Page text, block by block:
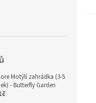
Motýlí zahrádka (3-5
- Butterfly Garden